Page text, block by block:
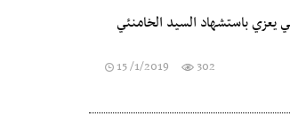
يعزي باستشهاد السيد الخامنئي
15 /1/2019 302